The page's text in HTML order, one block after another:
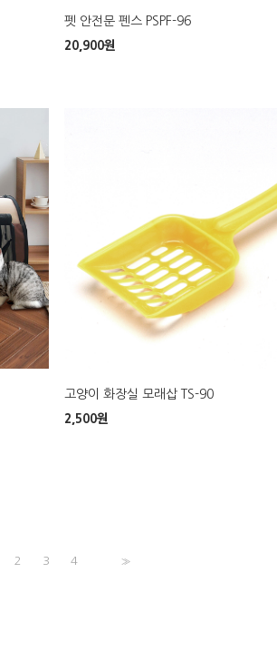
펫 안전문 펜스 PSPF-96
20,900원
고양이 화장실 모래삽 TS-90
2,500원
2 3 4 >>